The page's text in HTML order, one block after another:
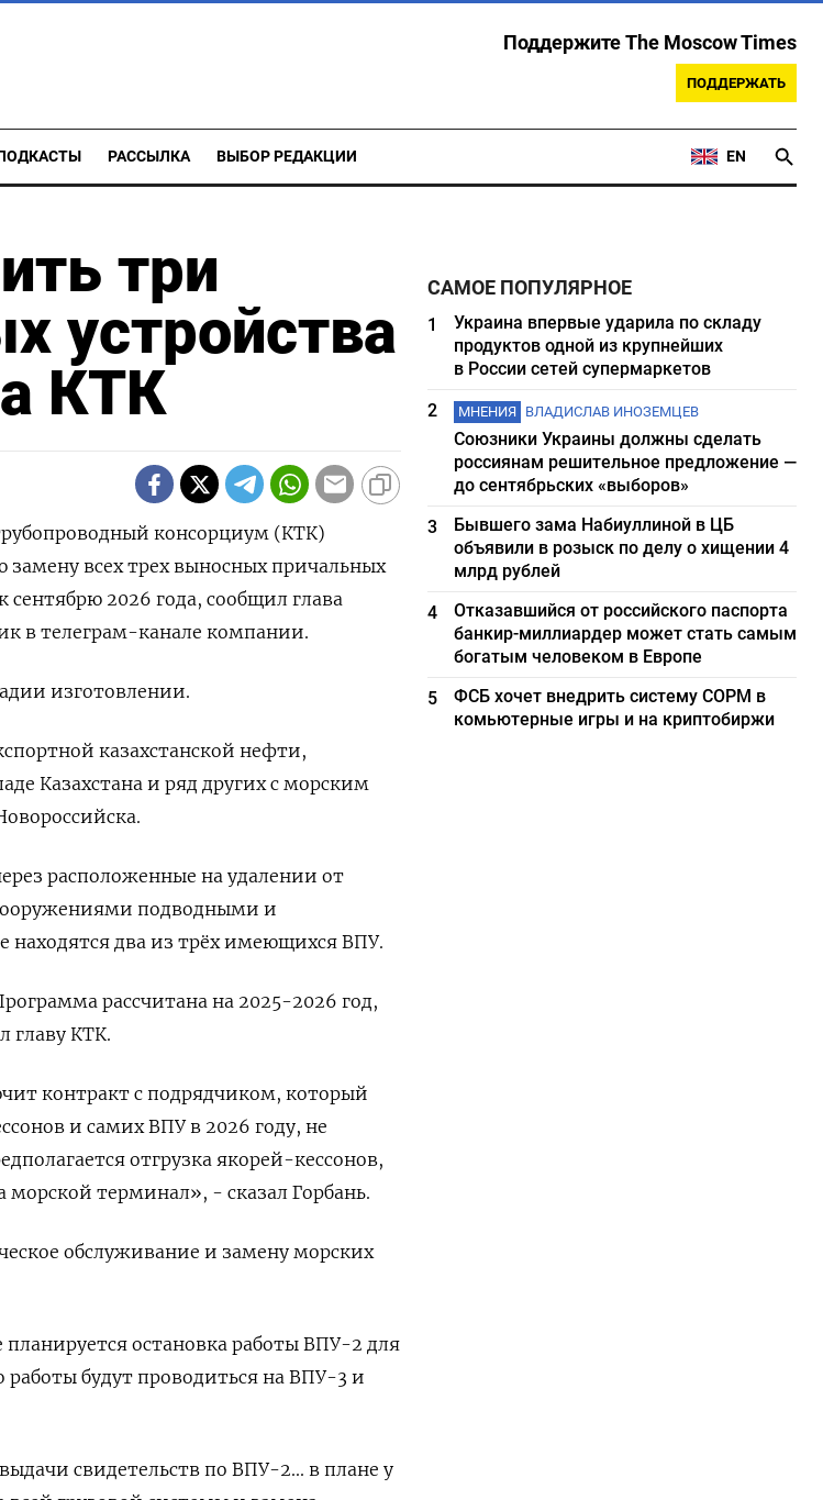
Поддержите The Moscow Times
ПОДДЕРЖАТЬ
РАССЫЛКА ВЫБОР РЕДАКЦИИ EN
три
устройства
КТК
консорциум (КТК)
всех трех выносных причальных
2026 года, сообщил глава
в телеграм-канале компании.
изготовлении.
казахстанской нефти,
Казахстана и ряд других с морским
расположенные на удалении от
подводными и
два из трёх имеющихся ВПУ.
рассчитана на 2025-2026 год,
главу КТК.
контракт с подрядчиком, который
и самих ВПУ в 2026 году, не
отгрузка якорей-кессонов,
терминал», - сказал Горбань.
обслуживание и замену морских
остановка работы ВПУ-2 для
работы будут проводиться на ВПУ-3 и
свидетельств по ВПУ-2... в плане у
САМОЕ ПОПУЛЯРНОЕ
1
Украина впервые ударила по складу
продуктов одной из крупнейших
в России сетей супермаркетов
2
МНЕНИЯ ВЛАДИСЛАВ ИНОЗЕМЦЕВ
Союзники Украины должны сделать
россиянам решительное предложение —
до сентябрьских «выборов»
3
Бывшего зама Набиуллиной в ЦБ
объявили в розыск по делу о хищении 4
млрд рублей
4
Отказавшийся от российского паспорта
банкир-миллиардер может стать самым
богатым человеком в Европе
5
ФСБ хочет внедрить систему СОРМ в
комьютерные игры и на криптобиржи